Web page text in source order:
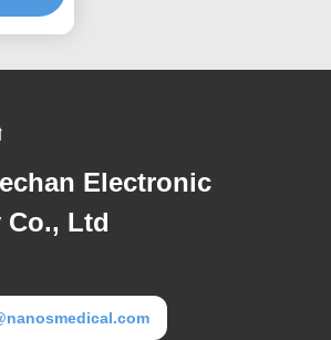
Electronic
Co., Ltd